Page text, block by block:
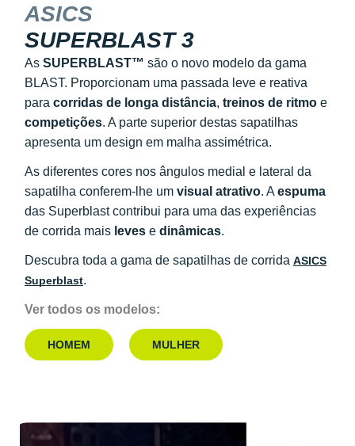
ASICS
SUPERBLAST 3
As SUPERBLAST™ são o novo modelo da gama
BLAST. Proporcionam uma passada leve e reativa
para corridas de longa distância, treinos de ritmo e
competições. A parte superior destas sapatilhas
apresenta um design em malha assimétrica.
As diferentes cores nos ângulos medial e lateral da
sapatilha conferem-lhe um visual atrativo. A espuma
das Superblast contribui para uma das experiências
de corrida mais leves e dinâmicas.
Descubra toda a gama de sapatilhas de corrida ASICS
Superblast.
Ver todos os modelos:
HOMEM MULHER